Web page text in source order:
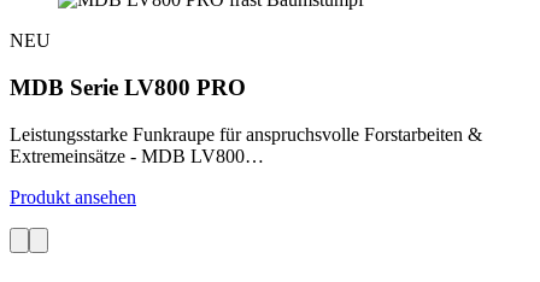
NEU
MDB Serie LV800 PRO
Leistungsstarke Funkraupe für anspruchsvolle Forstarbeiten &
Extremeinsätze - MDB LV800…
Produkt ansehen